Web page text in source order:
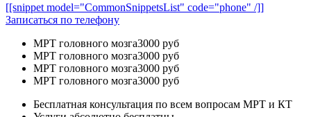
[[snippet model="CommonSnippetsList" code="phone" /]]
Записаться по телефону
МРТ головного мозга3000 руб
МРТ головного мозга3000 руб
МРТ головного мозга3000 руб
МРТ головного мозга3000 руб
Бесплатная консультация по всем вопросам МРТ и КТ